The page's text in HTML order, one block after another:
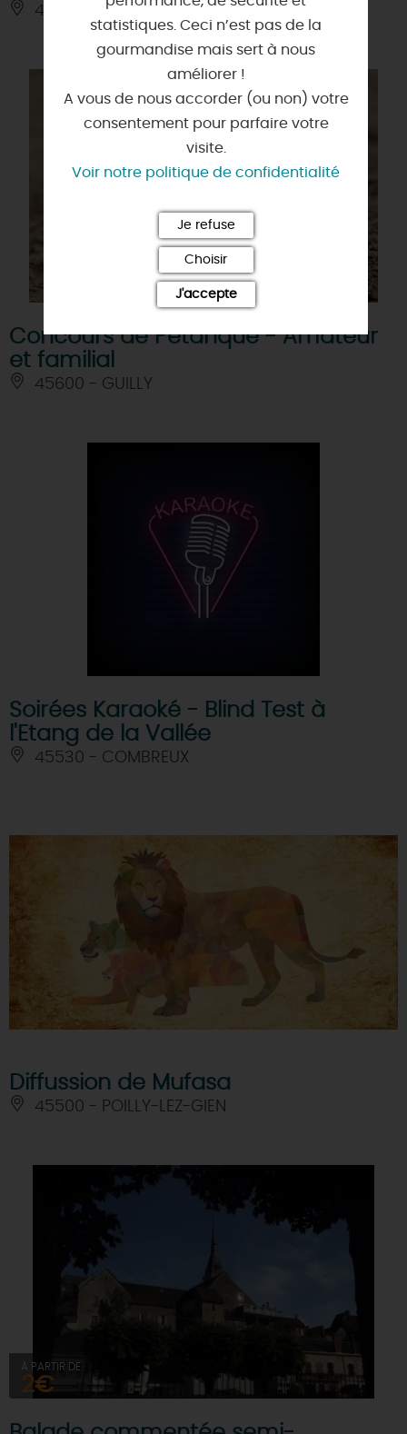
45150 - JARGEAU
Concours de Pétanque - Amateur
et familial
45600 - GUILLY
Soirées Karaoké - Blind Test à
l'Etang de la Vallée
45530 - COMBREUX
Diffussion de Mufasa
45500 - POILLY-LEZ-GIEN
À PARTIR DE
2€
statistiques. Ceci n’est pas de la
gourmandise mais sert à nous
améliorer !
A vous de nous accorder (ou non) votre
consentement pour parfaire votre
visite.
Voir notre politique de confidentialité
Je refuse
Choisir
J'accepte